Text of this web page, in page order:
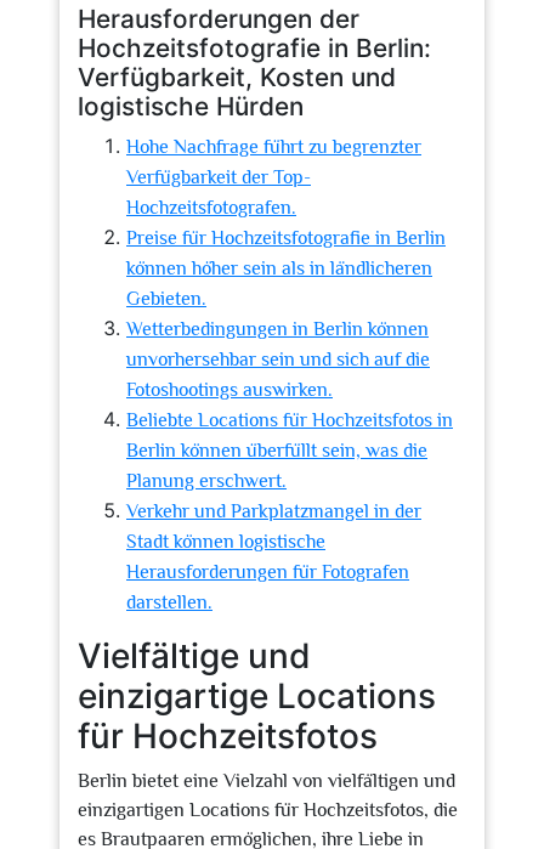
Herausforderungen der
Hochzeitsfotografie in Berlin:
Verfügbarkeit, Kosten und
logistische Hürden
Hohe Nachfrage führt zu begrenzter
Verfügbarkeit der Top-
Hochzeitsfotografen.
Preise für Hochzeitsfotografie in Berlin
können höher sein als in ländlicheren
Gebieten.
Wetterbedingungen in Berlin können
unvorhersehbar sein und sich auf die
Fotoshootings auswirken.
Beliebte Locations für Hochzeitsfotos in
Berlin können überfüllt sein, was die
Planung erschwert.
Verkehr und Parkplatzmangel in der
Stadt können logistische
Herausforderungen für Fotografen
darstellen.
Vielfältige und
einzigartige Locations
für Hochzeitsfotos
Berlin bietet eine Vielzahl von vielfältigen und
einzigartigen Locations für Hochzeitsfotos, die
es Brautpaaren ermöglichen, ihre Liebe in